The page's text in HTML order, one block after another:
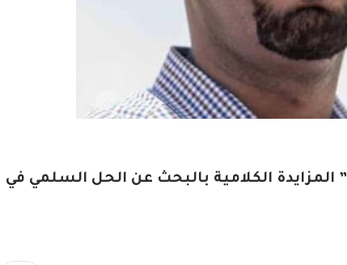
د.أمجد فريد في تغريدة علي منصة “X ” المزايدة الكلامية بالبحث عن الحل السلمي في